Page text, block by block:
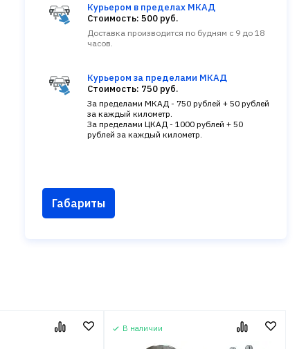
Курьером в пределах МКАД
Стоимость: 500 руб.
Доставка производится по будням с 9 до 18
часов.
Курьером за пределами МКАД
Стоимость: 750 руб.
За пределами МКАД - 750 рублей + 50 рублей
за каждый километр.
За пределами ЦКАД - 1000 рублей + 50
рублей за каждый километр.
Габариты
В наличии